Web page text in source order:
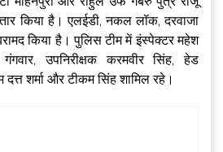
किया है। एलईडी, नकल लॉक, दरवाजा
किया है। पुलिस टीम में इंस्पेक्टर महेश
उपनिरीक्षक करमवीर सिंह, हेड
दत्त शर्मा और टीकम सिंह शामिल रहे।